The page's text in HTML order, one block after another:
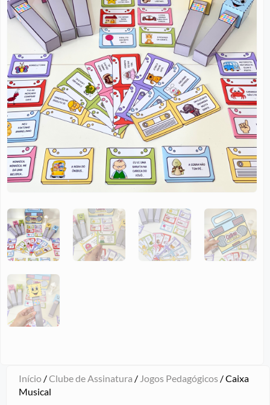
Início /Clube de Assinatura / Jogos Pedagógicos / Caixa
Musical